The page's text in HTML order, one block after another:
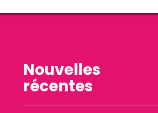
Nouvelles
récentes